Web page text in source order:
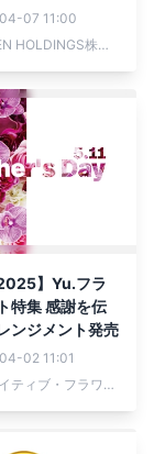
～2025年4月
約受付開始～
07 11:00
GENSEN HOLDINGS株式会社
】Yu.フラ
特集 感謝を伝
ンジメント発売
02 11:01
クリエイティブ・フラワー・コーポレーション株式会社